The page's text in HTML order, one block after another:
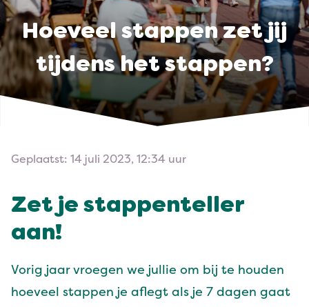
Hoeveel stappen zet jij
tijdens het stappen?
Geplaatst: 14 juli 2023, 12:34 uur
Zet je stap­pen­teller
aan!
Vorig jaar vroe­gen we jul­lie om bij te houden
hoeveel stap­pen je aflegt als je 7 dagen gaat